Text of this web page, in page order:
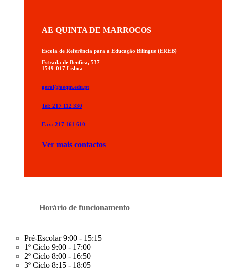
AE QUINTA DE MARROCOS
Escola de Referência para a Educação Bilingue (EREB)
Estrada de Benfica, 537
1549-017 Lisboa
geral@aeqm.edu.pt
Tel: 217 112 330
Fax: 217 161 610
Ver mais contactos
Horário de funcionamento
Pré-Escolar9:00 - 15:15
1º Ciclo 9:00 - 17:00
2º Ciclo 8:00 - 16:50
3º Ciclo 8:15 - 18:05